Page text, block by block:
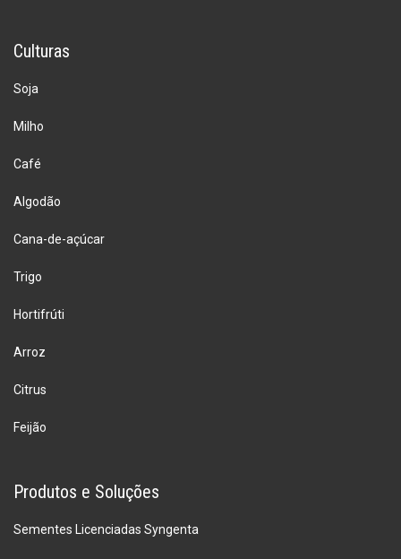
Culturas
Soja
Milho
Café
Algodão
Cana-de-açúcar
Trigo
Hortifrúti
Arroz
Citrus
Feijão
Produtos e Soluções
Sementes Licenciadas Syngenta